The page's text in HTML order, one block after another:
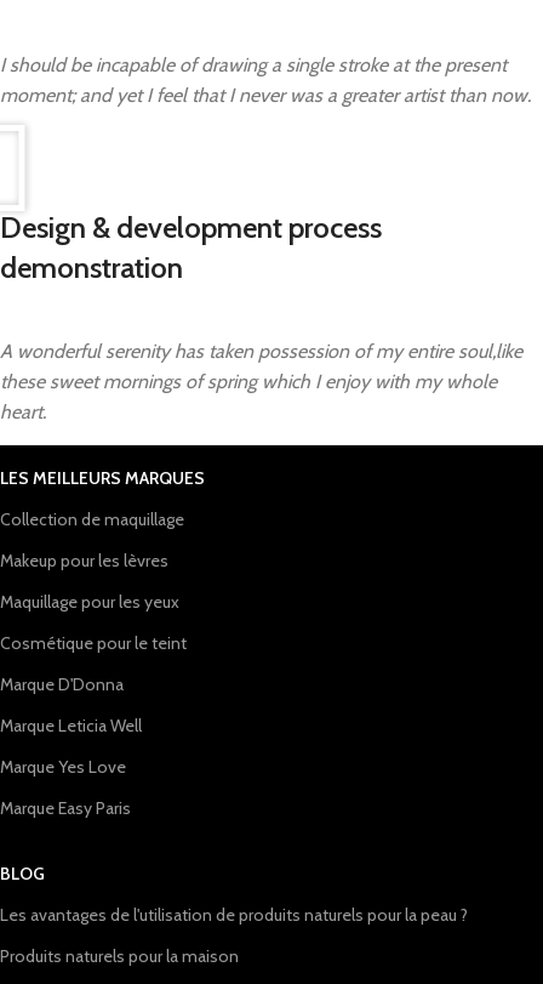
I should be incapable of drawing a single stroke at the present
moment; and yet I feel that I never was a greater artist than now.
Design & development process
demonstration
A wonderful serenity has taken possession of my entire soul,like
these sweet mornings of spring which I enjoy with my whole
heart.
LES MEILLEURS MARQUES
Collection de maquillage
Makeup pour les lèvres
Maquillage pour les yeux
Cosmétique pour le teint
Marque D'Donna
Marque Leticia Well
Marque Yes Love
Marque Easy Paris
BLOG
Les avantages de l'utilisation de produits naturels pour la peau ?
Produits naturels pour la maison